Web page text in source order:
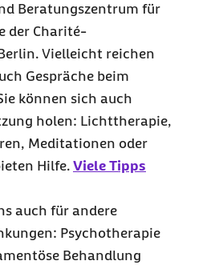
Beratungszentrum für
der Charité-
Vielleicht reichen
Gespräche beim
können sich auch
holen: Lichttherapie,
Meditationen oder
Hilfe. Viele Tipps
auch für andere
Psychotherapie
Behandlung